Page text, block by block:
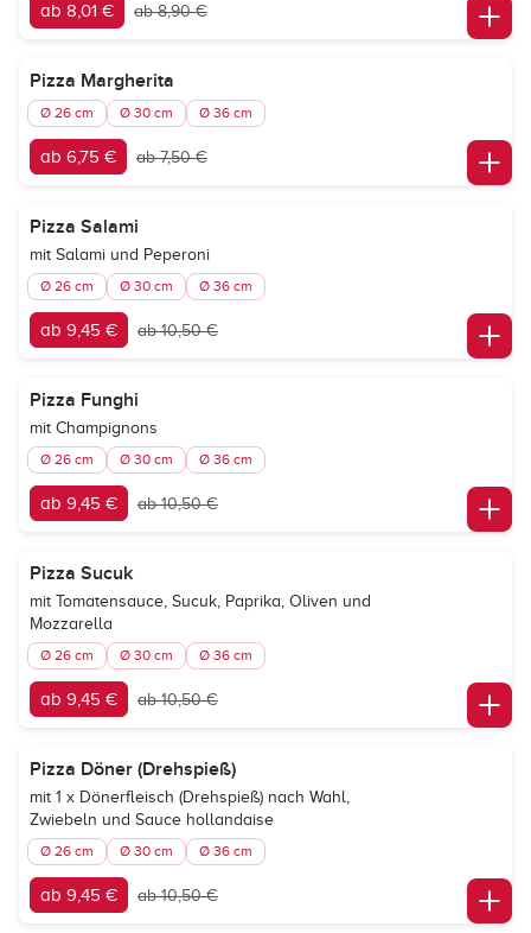
ab 8,01 € ab 8,90 €
Pizza Margherita
Ø 26 cm Ø 30 cm Ø 36 cm
ab 6,75 € ab 7,50 €
Pizza Salami
mit Salami und Peperoni
Ø 26 cm Ø 30 cm Ø 36 cm
ab 9,45 € ab 10,50 €
Pizza Funghi
mit Champignons
Ø 26 cm Ø 30 cm Ø 36 cm
ab 9,45 € ab 10,50 €
Pizza Sucuk
mit Tomatensauce, Sucuk, Paprika, Oliven und
Mozzarella
Ø 26 cm Ø 30 cm Ø 36 cm
ab 9,45 € ab 10,50 €
Pizza Döner (Drehspieß)
mit 1 x Dönerfleisch (Drehspieß) nach Wahl,
Zwiebeln und Sauce hollandaise
Ø 26 cm Ø 30 cm Ø 36 cm
ab 9,45 € ab 10,50 €